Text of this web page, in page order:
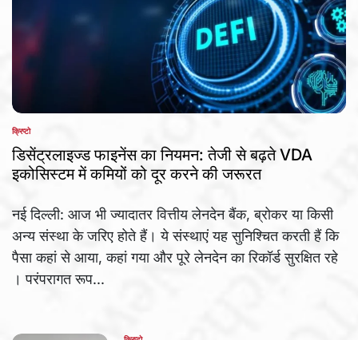
POSTED
IN
क्रिप्टो
डिसेंट्रलाइज्ड फाइनेंस का नियमन: तेजी से बढ़ते VDA
इकोसिस्टम में कमियों को दूर करने की जरूरत
नई दिल्ली: आज भी ज्यादातर वित्तीय लेनदेन बैंक, ब्रोकर या किसी
अन्य संस्था के जरिए होते हैं। ये संस्थाएं यह सुनिश्चित करती हैं कि
पैसा कहां से आया, कहां गया और पूरे लेनदेन का रिकॉर्ड सुरक्षित रहे
। परंपरागत रूप...